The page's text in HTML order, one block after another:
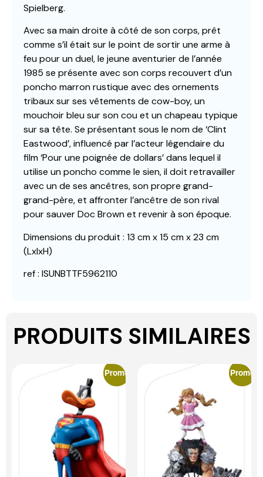
Spielberg.
Avec sa main droite à côté de son corps, prêt
comme s’il était sur le point de sortir une arme à
feu pour un duel, le jeune aventurier de l’année
1985 se présente avec son corps recouvert d’un
poncho marron rustique avec des ornements
tribaux sur ses vêtements de cow-boy, un
mouchoir bleu sur son cou et un chapeau typique
sur sa tête. Se présentant sous le nom de ‘Clint
Eastwood’, influencé par l’acteur légendaire du
film ‘Pour une poignée de dollars’ dans lequel il
utilise un poncho comme le sien, il doit retravailler
avec un de ses ancêtres, son propre grand-
grand-père, et affronter l’ancêtre de son rival
pour sauver Doc Brown et revenir à son époque.
Dimensions du produit : 13 cm x 15 cm x 23 cm
(LxlxH)
ref : ISUNBTTF5962110
PRODUITS SIMILAIRES
Promo Promo